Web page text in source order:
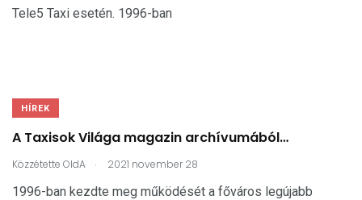
Tele5 Taxi esetén. 1996-ban
HÍREK
A Taxisok Világa magazin archívumából…
Közzétette OldA . 2021 november 28
1996-ban kezdte meg működését a főváros legújabb